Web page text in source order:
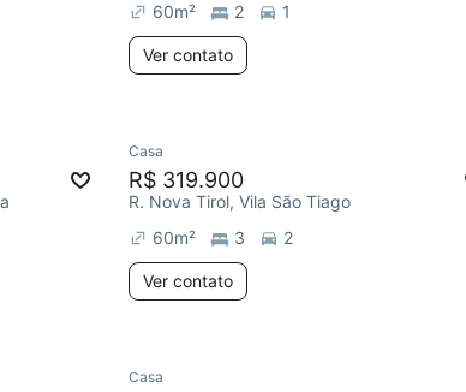
60m² 2 1
Ver contato
Casa
R$ 319.900
R. Nova Tirol, Vila São Tiago
60m² 3 2
Ver contato
Casa